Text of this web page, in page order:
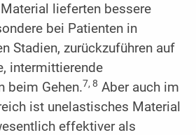
lieferten bessere
bei Patienten in
Stadien, zurückzuführen auf
intermittierende
beim Gehen.7, 8 Aber auch im
ist unelastisches Material
effektiver als